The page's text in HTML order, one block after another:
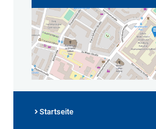
Startseite